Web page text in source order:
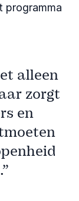
programma
alleen
zorgt
en